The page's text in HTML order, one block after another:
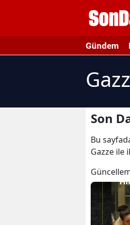
Gündem
Son
Bu
Gazze ile